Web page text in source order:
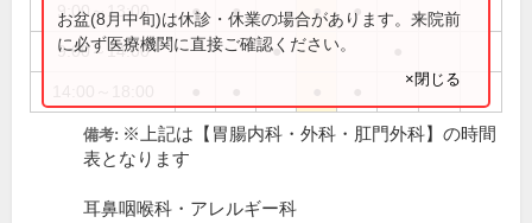
9:00～13:00 ● ● ● ●
9:00～14:00 ●
お盆(8月中旬)は休診・休業の場合があります。来院前
に必ず医療機関に直接ご確認ください。
×閉じる
備考: ※上記は【胃腸内科・外科・肛門外科】の時間
表となります
耳鼻咽喉科・アレルギー科